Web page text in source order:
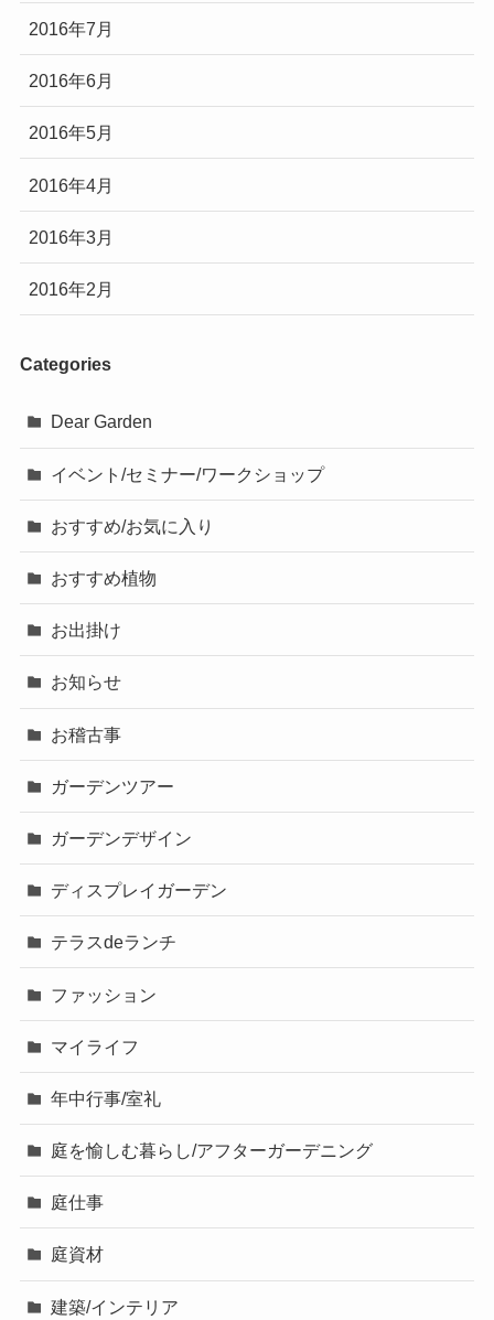
2016年7月
2016年6月
2016年5月
2016年4月
2016年3月
2016年2月
Categories
Dear Garden
イベント/セミナー/ワークショップ
おすすめ/お気に入り
おすすめ植物
お出掛け
お知らせ
お稽古事
ガーデンツアー
ガーデンデザイン
ディスプレイガーデン
テラスdeランチ
ファッション
マイライフ
年中行事/室礼
庭を愉しむ暮らし/アフターガーデニング
庭仕事
庭資材
建築/インテリア